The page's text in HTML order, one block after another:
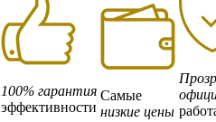
100% гарантия
эффективности
Самые
низкие цены